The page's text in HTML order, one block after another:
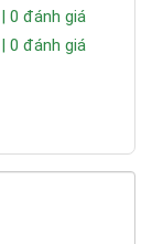
JWN
nhất.
| 0 đánh giá
| 0 đánh giá